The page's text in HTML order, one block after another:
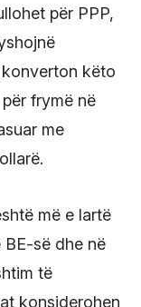
për PPP,
këto
frymë në
me
më e lartë
së dhe në
të
konsiderohen